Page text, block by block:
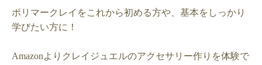
ポリマークレイをこれから初める方や、基本をしっかり
学びたい方に！
Amazonより クレイジュエルのアクセサリー作りを体験で